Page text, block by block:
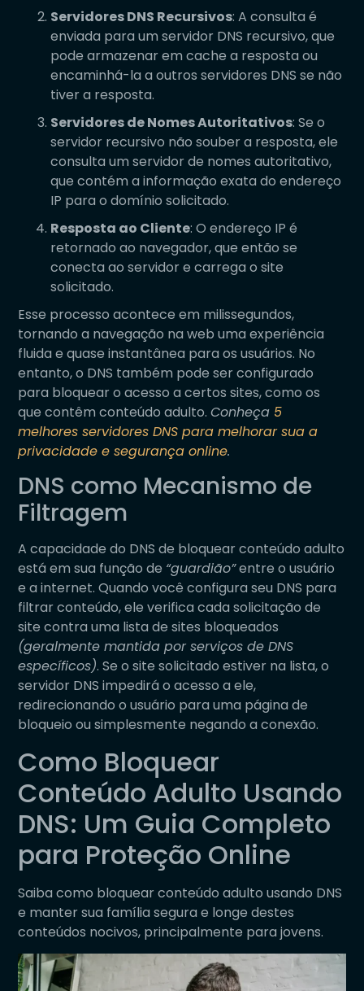
Servidores DNS Recursivos: A consulta é
enviada para um servidor DNS recursivo, que
pode armazenar em cache a resposta ou
encaminhá-la a outros servidores DNS se não
tiver a resposta.
Servidores de Nomes Autoritativos: Se o
servidor recursivo não souber a resposta, ele
consulta um servidor de nomes autoritativo,
que contém a informação exata do endereço
IP para o domínio solicitado.
Resposta ao Cliente: O endereço IP é
retornado ao navegador, que então se
conecta ao servidor e carrega o site
solicitado.
Esse processo acontece em milissegundos,
tornando a navegação na web uma experiência
fluida e quase instantânea para os usuários. No
entanto, o DNS também pode ser configurado
para bloquear o acesso a certos sites, como os
que contêm conteúdo adulto.Conheça 5
melhores servidores DNS para melhorar sua a
privacidade e segurança online.
DNS como Mecanismo de
Filtragem
A capacidade do DNS de bloquear conteúdo adulto
está em sua função de “guardião”entre o usuário
e a internet. Quando você configura seu DNS para
filtrar conteúdo, ele verifica cada solicitação de
site contra uma lista de sites bloqueados
(geralmente mantida por serviços de DNS
específicos). Se o site solicitado estiver na lista, o
servidor DNS impedirá o acesso a ele,
redirecionando o usuário para uma página de
bloqueio ou simplesmente negando a conexão.
Como Bloquear
Conteúdo Adulto Usando
DNS: Um Guia Completo
para Proteção Online
Saiba como bloquear conteúdo adulto usando DNS
e manter sua família segura e longe destes
conteúdos nocivos, principalmente para jovens.